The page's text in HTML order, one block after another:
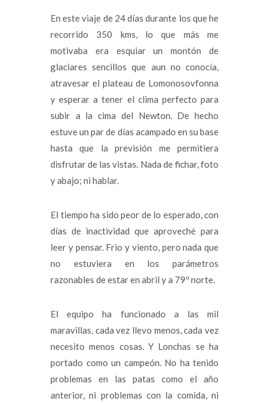
En este viaje de 24 días durante los que he
recorrido 350 kms, lo que más me
motivaba era esquiar un montón de
glaciares sencillos que aun no conocía,
atravesar el plateau de Lomonosovfonna
y esperar a tener el clima perfecto para
subir a la cima del Newton. De hecho
estuve un par de días acampado en su base
hasta que la previsión me permitiera
disfrutar de las vistas. Nada de fichar, foto
y abajo; ni hablar.
El tiempo ha sido peor de lo esperado, con
días de inactividad que aproveché para
leer y pensar. Frio y viento, pero nada que
no estuviera en los parámetros
razonables de estar en abril y a 79º norte.
El equipo ha funcionado a las mil
maravillas, cada vez llevo menos, cada vez
necesito menos cosas. Y Lonchas se ha
portado como un campeón. No ha tenido
problemas en las patas como el año
anterior, ni problemas con la comida, ni